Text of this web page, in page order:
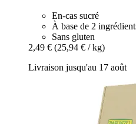
En-cas sucré
À base de 2
Sans gluten
2,49 € (25,94 € / kg)
Livraison jusqu'au 17 août